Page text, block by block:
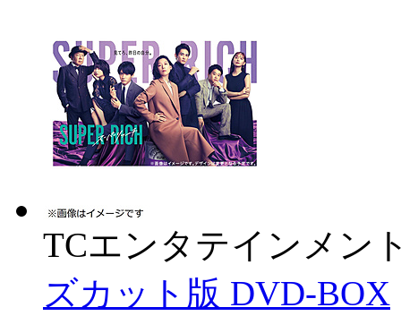
TCエンタテインメン
ズカット版 DVD-BOX